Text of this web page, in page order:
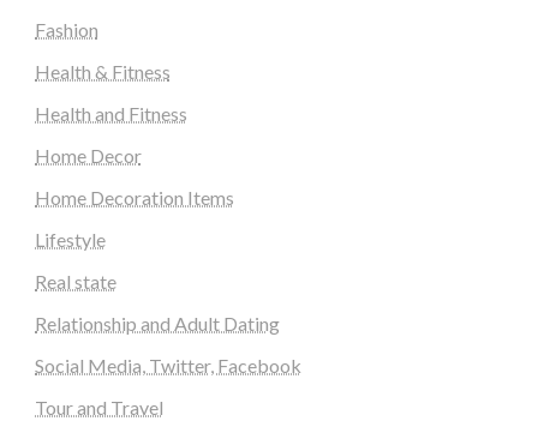
Fashion
Health & Fitness
Health and Fitness
Home Decor
Home Decoration Items
Lifestyle
Real state
Relationship and Adult Dating
Social Media, Twitter, Facebook
Tour and Travel